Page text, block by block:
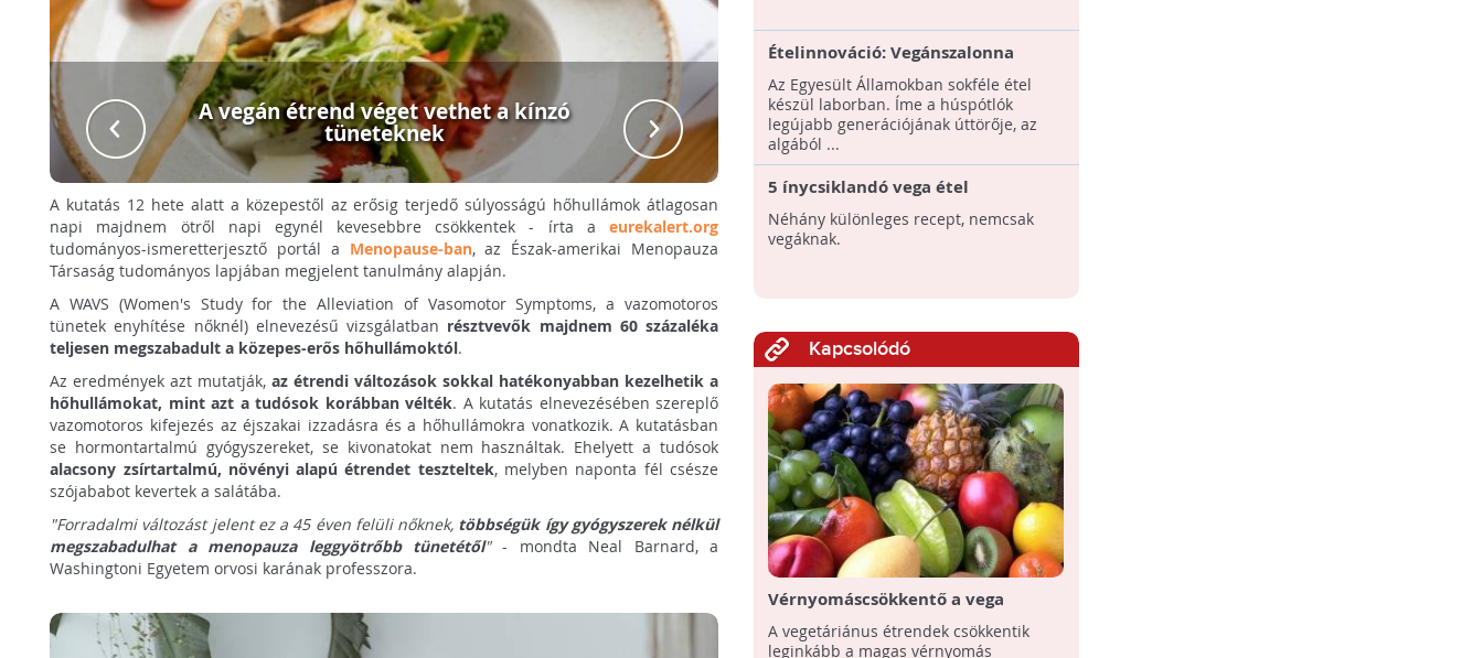
A vegán étrend véget vethet a kínzó
tüneteknek
A menopauza idején sok nő szenved
hőhullámoktól
A kutatás 12 hete alatt a közepestől az erősig terjedő súlyosságú hőhullámok átlagosan
napi majdnem ötről napi egynél kevesebbre csökkentek - írta a eurekalert.org
tudományos-ismeretterjesztő portál a Menopause-ban, az Észak-amerikai Menopauza
Társaság tudományos lapjában megjelent tanulmány alapján.
A WAVS (Women's Study for the Alleviation of Vasomotor Symptoms, a vazomotoros
tünetek enyhítése nőknél) elnevezésű vizsgálatban résztvevők majdnem 60 százaléka
teljesen megszabadult a közepes-erős hőhullámoktól.
Az eredmények azt mutatják,az étrendi változások sokkal hatékonyabban kezelhetik a
hőhullámokat, mint azt a tudósok korábban vélték. A kutatás elnevezésében szereplő
vazomotoros kifejezés az éjszakai izzadásra és a hőhullámokra vonatkozik. A kutatásban
se hormontartalmú gyógyszereket, se kivonatokat nem használtak. Ehelyett a tudósok
alacsony zsírtartalmú, növényi alapú étrendet teszteltek, melyben naponta fél csésze
szójababot kevertek a salátába.
"Forradalmi változást jelent ez a 45 éven felüli nőknek, többségük így gyógyszerek nélkül
megszabadulhat a menopauza leggyötrőbb tünetétől"- mondta Neal Barnard, a
Washingtoni Egyetem orvosi karának professzora.
Ételinnováció: Vegánszalonna
Az Egyesült Államokban sokféle étel
készül laborban. Íme a húspótlók
legújabb generációjának úttörője, az
algából ...
5 ínycsiklandó vega étel
Néhány különleges recept, nemcsak
vegáknak.
Kapcsolódó
Vérnyomáscsökkentő a vega
étrend
A vegetáriánus étrendek csökkentik
leginkább a magas vérnyomás